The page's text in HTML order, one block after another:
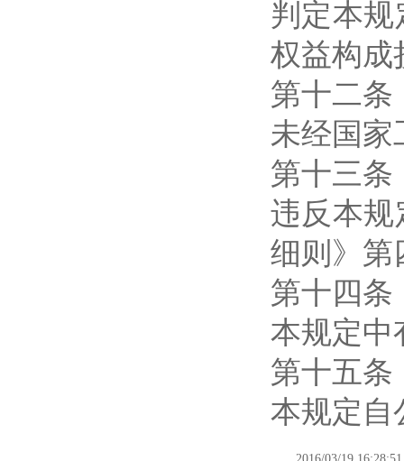
判定本
权益构成
第十二条
未经国家
第十三条
违反本规
细则》第
第十四条
本规定中
第十五条
本规定自